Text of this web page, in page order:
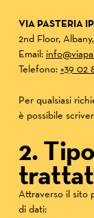
VIA PASTERIA
2nd Floor,
Email:
Telefono: +39 02
Per qualsiasi
è possibile
2.
Attraverso il sito
di dati: